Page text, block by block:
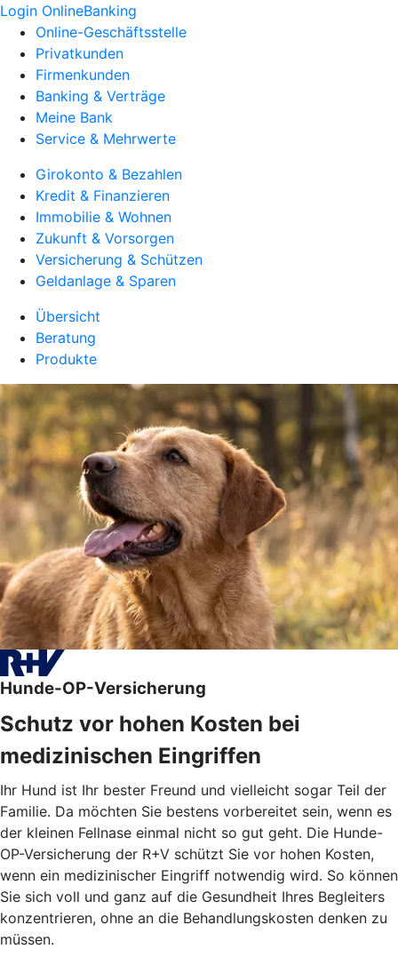
Login OnlineBanking
Online-Geschäftsstelle
Privatkunden
Firmenkunden
Banking & Verträge
Meine Bank
Service & Mehrwerte
Girokonto & Bezahlen
Kredit & Finanzieren
Immobilie & Wohnen
Zukunft & Vorsorgen
Versicherung & Schützen
Geldanlage & Sparen
Übersicht
Beratung
Produkte
Hunde-OP-Versicherung
Schutz vor hohen Kosten bei
medizinischen Eingriffen
Ihr Hund ist Ihr bester Freund und vielleicht sogar Teil der
Familie. Da möchten Sie bestens vorbereitet sein, wenn es
der kleinen Fellnase einmal nicht so gut geht. Die Hunde-
OP-Versicherung der R+V schützt Sie vor hohen Kosten,
wenn ein medizinischer Eingriff notwendig wird. So können
Sie sich voll und ganz auf die Gesundheit Ihres Begleiters
konzentrieren, ohne an die Behandlungskosten denken zu
müssen.